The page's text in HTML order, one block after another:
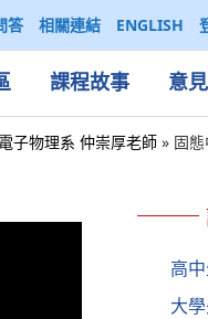
答 相關連結 ENGLISH
課程故事 意
子物理系 仲崇厚老師 » 固
高
大